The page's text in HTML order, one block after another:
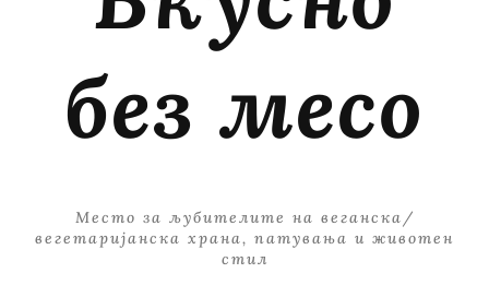
без месо
Место за љубителите на веганска/
вегетаријанска храна, патувања и животен
стил